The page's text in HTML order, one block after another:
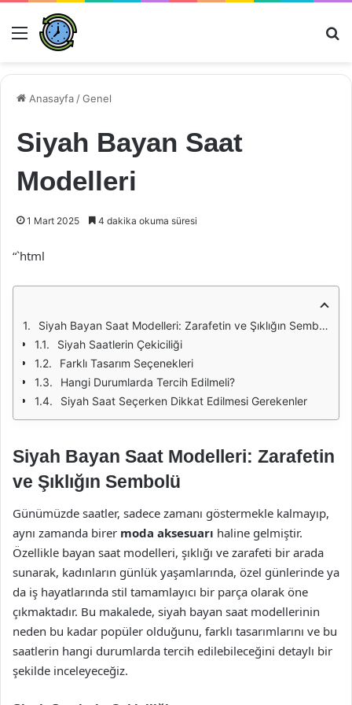
Menü
Anasayfa /Genel
Siyah Bayan Saat
Modelleri
1 Mart 2025 4 dakika okuma süresi
“`html
Siyah Bayan Saat Modelleri: Zarafetin ve Şıklığın Sembolü
Siyah Saatlerin Çekiciliği
Farklı Tasarım Seçenekleri
Hangi Durumlarda Tercih Edilmeli?
Siyah Saat Seçerken Dikkat Edilmesi Gerekenler
Siyah Bayan Saat Modelleri: Zarafetin
ve Şıklığın Sembolü
Günümüzde saatler, sadece zamanı göstermekle kalmayıp,
aynı zamanda birer moda aksesuarı haline gelmiştir.
Özellikle bayan saat modelleri, şıklığı ve zarafeti bir arada
sunarak, kadınların günlük yaşamlarında, özel günlerinde ya
da iş hayatlarında stil tamamlayıcı bir parça olarak öne
çıkmaktadır. Bu makalede, siyah bayan saat modellerinin
neden bu kadar popüler olduğunu, farklı tasarımlarını ve bu
saatlerin hangi durumlarda tercih edilebileceğini detaylı bir
şekilde inceleyeceğiz.